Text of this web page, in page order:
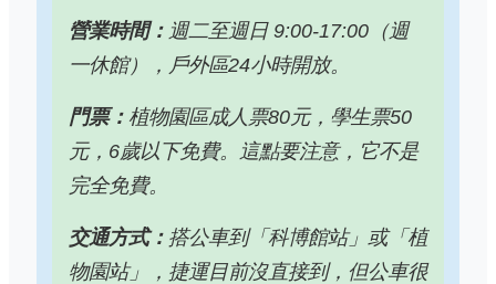
營業時間： 週二至週日 9:00-17:00（週
一休館），戶外區24小時開放。
門票： 植物園區成人票80元，學生票50
元，6歲以下免費。這點要注意，它不是
完全免費。
交通方式： 搭公車到「科博館站」或「植
物園站」，捷運目前沒直接到，但公車很